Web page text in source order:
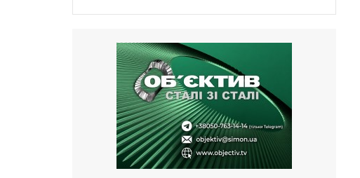
23.09.2025
Лікарі назвали спрей для носа, що
допоможе запобігти COVID-19 –
CNN
12.09.2025